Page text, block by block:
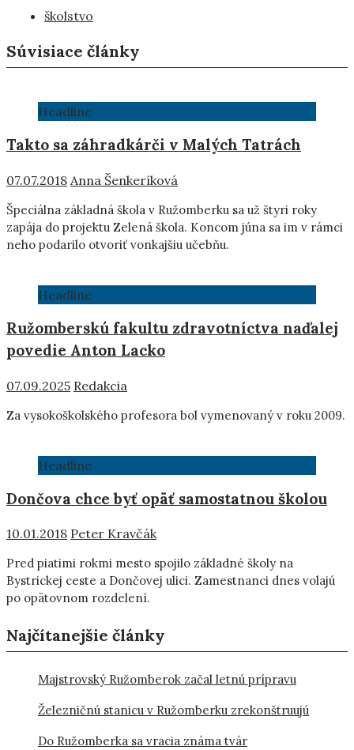
školstvo
Súvisiace články
Headline
Takto sa záhradkárči v Malých Tatrách
07.07.2018 Anna Šenkeríková
Špeciálna základná škola v Ružomberku sa už štyri roky
zapája do projektu Zelená škola. Koncom júna sa im v rámci
neho podarilo otvoriť vonkajšiu učebňu.
Headline
Ružomberskú fakultu zdravotníctva naďalej
povedie Anton Lacko
07.09.2025 Redakcia
Za vysokoškolského profesora bol vymenovaný v roku 2009.
Headline
Dončova chce byť opäť samostatnou školou
10.01.2018 Peter Kravčák
Pred piatimi rokmi mesto spojilo základné školy na
Bystrickej ceste a Dončovej ulici. Zamestnanci dnes volajú
po opätovnom rozdelení.
Najčítanejšie články
Majstrovský Ružomberok začal letnú prípravu
Železničnú stanicu v Ružomberku zrekonštruujú
Do Ružomberka sa vracia známa tvár